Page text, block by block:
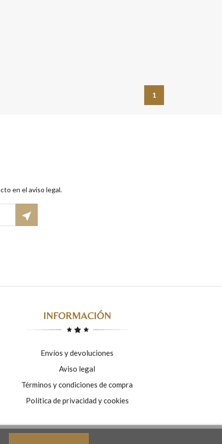
1
en el aviso legal.
near_me
INFORMACIÓN
Envíos y devoluciones
Aviso legal
Términos y condiciones de compra
Política de privacidad y cookies